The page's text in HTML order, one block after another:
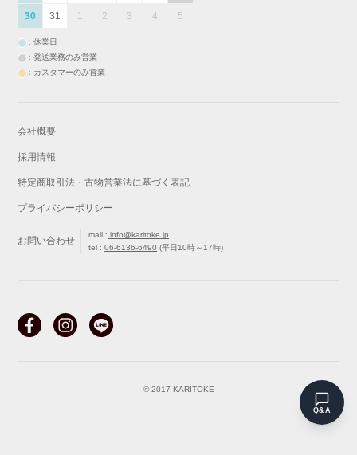
30 31 1 2 3 4 5
：休業日
：発送業務のみ営業
：カスタマーのみ営業
会社概要
採用情報
特定商取引法・古物営業法に基づく表記
プライバシーポリシー
お問い合わせ
mail : info@karitoke.jp
tel :06-6136-6490 (平日10時～17時)
© 2017 KARITOKE
Q&A